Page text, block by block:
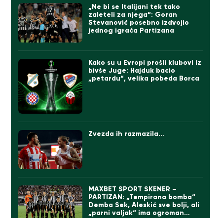
„Ne bi se Italijani tek tako
zaleteli za njega“: Goran
Stevanović posebno izdvojio
jednog igrača Partizana
Kako su u Evropi prošli klubovi iz
bivše Juge: Hajduk bacio
„petardu“, velika pobeda Borca
Zvezda ih razmazila…
MAXBET SPORT SKENER –
PARTIZAN: „Tempirana bomba“
Demba Sek, Aleskić sve bolji, ali
„parni valjak“ ima ogroman